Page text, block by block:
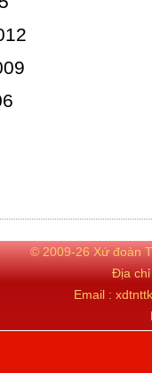
© 2009-26 Xứ đoàn
Địa
Email :